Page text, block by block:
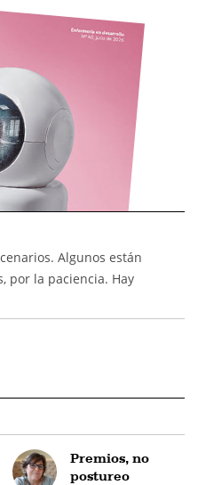
Algunos están
por la paciencia. Hay
Premios, no
postureo